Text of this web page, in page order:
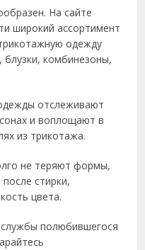
На сайте
широкий ассортимент
одежду
комбинезоны,
отслеживают
и воплощают в
из трикотажа.
не теряют формы,
стирки,
цвета.
полюбившегося